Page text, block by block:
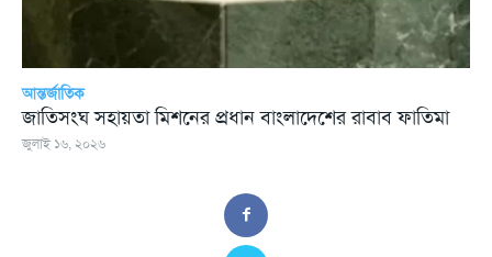
আন্তর্জাতিক
জাতিসংঘ সহায়তা মিশনের প্রধান বাংলাদেশের রাবাব ফাতিমা
জুলাই ১৬, ২০২৬